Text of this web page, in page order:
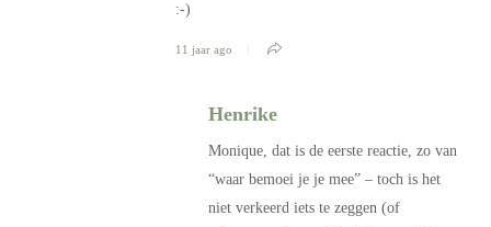
:-)
11 jaar ago
Henrike
Monique, dat is de eerste reactie, zo van
“waar bemoei je je mee” – toch is het
niet verkeerd iets te zeggen (of